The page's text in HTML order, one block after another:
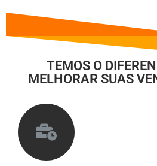
TEMOS O
MELHORAR SUAS